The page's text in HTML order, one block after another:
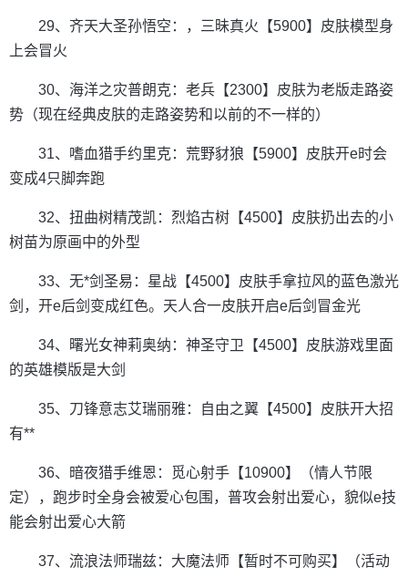
29、齐天大圣孙悟空：，三昧真火【5900】皮肤模型身
上会冒火
30、海洋之灾普朗克：老兵【2300】皮肤为老版走路姿
势（现在经典皮肤的走路姿势和以前的不一样的）
31、嗜血猎手约里克：荒野豺狼【5900】皮肤开e时会
变成4只脚奔跑
32、扭曲树精茂凯：烈焰古树【4500】皮肤扔出去的小
树苗为原画中的外型
33、无*剑圣易：星战【4500】皮肤手拿拉风的蓝色激光
剑，开e后剑变成红色。天人合一皮肤开启e后剑冒金光
34、曙光女神莉奥纳：神圣守卫【4500】皮肤游戏里面
的英雄模版是大剑
35、刀锋意志艾瑞丽雅：自由之翼【4500】皮肤开大招
有**
36、暗夜猎手维恩：觅心射手【10900】（情人节限
定），跑步时全身会被爱心包围，普攻会射出爱心，貌似e技
能会射出爱心大箭
37、流浪法师瑞兹：大魔法师【暂时不可购买】（活动